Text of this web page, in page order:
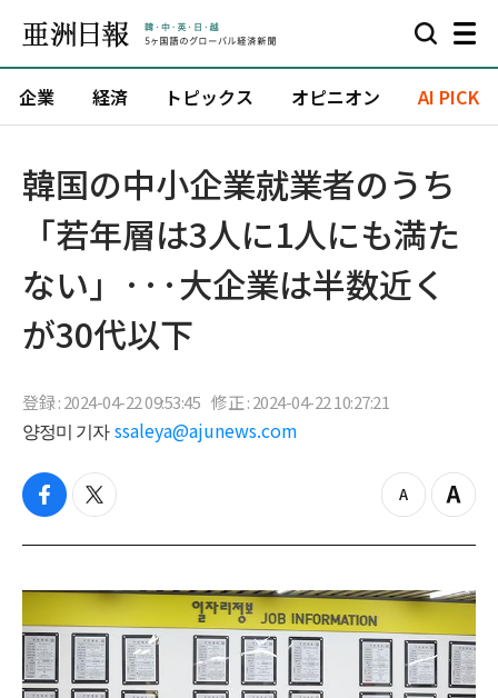
企業 経済 トピックス オピニオン AI PICK
韓国の中小企業就業者のうち
「若年層は3人に1人にも満た
ない」···大企業は半数近く
が30代以下
登録 : 2024-04-22 09:53:45 修正 : 2024-04-22 10:27:21
양정미 기자 ssaleya@ajunews.com
f
c
b
o
k
t
i
t
e
r
z
o
o
u
t
Z
o
i
n